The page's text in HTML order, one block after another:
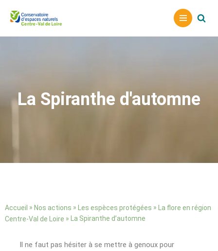
l
La Spiranthe d'automne
Accueil » Nos actions » Les espèces protégées »
La flore en région
Centre-Val de Loire » La Spiranthe d’automne
Il ne faut pas hésiter à se mettre à genoux pour